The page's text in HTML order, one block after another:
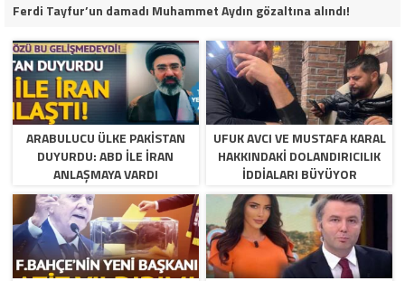
Ferdi Tayfur’un damadı Muhammet Aydın gözaltına alındı!
ARABULUCU ÜLKE PAKISTAN
DUYURDU: ABD ILE İRAN
ANLAŞMAYA VARDI
UFUK AVCI VE MUSTAFA KARAL
HAKKINDAKI DOLANDIRICILIK
İDDIALARI BÜYÜYOR